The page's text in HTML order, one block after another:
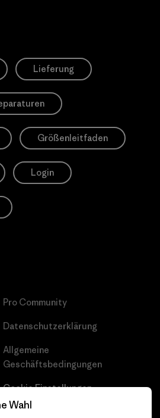
Lieferung
Größenleitfaden
Login
Pro Community
Datenschutzerklärung
Allgemeine
Geschäftsbedingungen
Cookie Einstellungen
Karriere
Wahl